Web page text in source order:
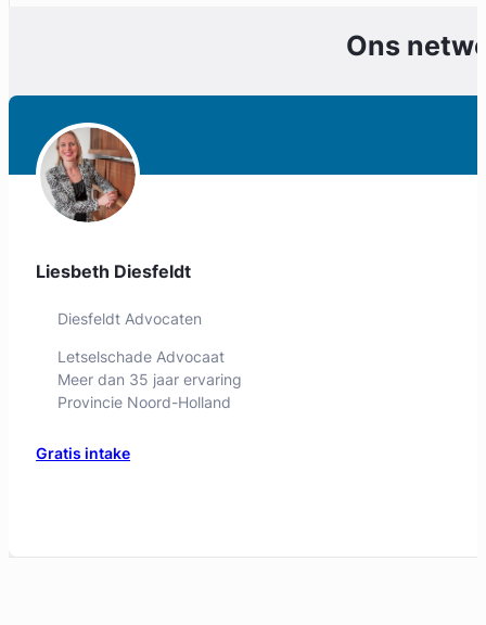
Ons
Liesbeth Diesfeldt
Diesfeldt Advocaten
Letselschade Advocaat
Meer dan 35 jaar ervaring
Provincie Noord-Holland
Gratis intake